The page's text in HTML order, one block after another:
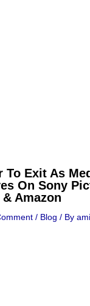
To Exit As
On Sony
Amazon
/ Blog / By